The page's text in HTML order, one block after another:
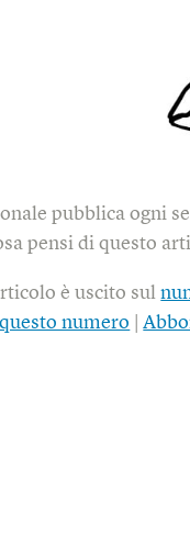
pubblica ogni
pensi di questo
è uscito sul
numero |